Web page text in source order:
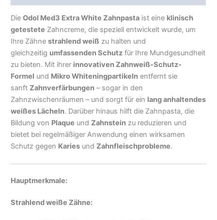
DieOdol Med3 Extra White Zahnpasta ist eine klinisch
getestete Zahncreme, die speziell entwickelt wurde, um
Ihre Zähnestrahlend weiß zu halten und
gleichzeitig umfassenden Schutz für Ihre Mundgesundheit
zu bieten. Mit ihrer innovativen Zahnweiß-Schutz-
Formel und Mikro Whiteningpartikeln entfernt sie
sanftZahnverfärbungen – sogar in den
Zahnzwischenräumen – und sorgt für ein lang anhaltendes
weißes Lächeln. Darüber hinaus hilft die Zahnpasta, die
Bildung von Plaque undZahnstein zu reduzieren und
bietet bei regelmäßiger Anwendung einen wirksamen
Schutz gegen Karies undZahnfleischprobleme.
Hauptmerkmale:
Strahlend weiße Zähne: